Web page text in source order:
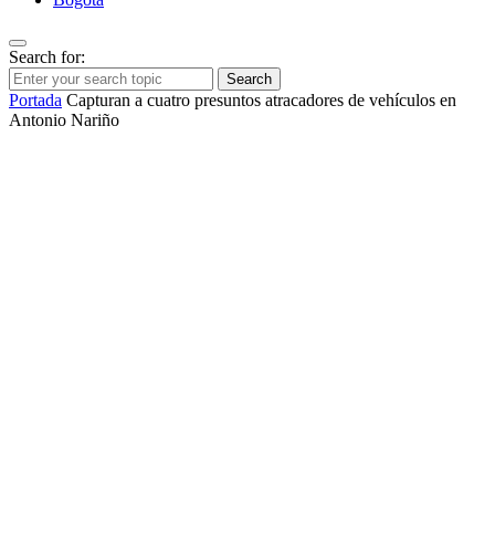
Search for:
Search
Portada Capturan a cuatro presuntos atracadores de vehículos en
Antonio Nariño